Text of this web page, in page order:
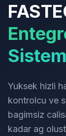
Yuksek hizli
kontrolcu ve
bagimsiz
kadar ag